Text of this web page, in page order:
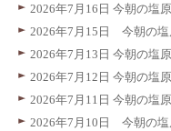
2026年7月16日 今朝の塩
2026年7月15日 今朝
2026年7月13日 今朝の
2026年7月12日 今朝の塩
2026年7月11日 今朝の塩
2026年7月10日 今朝